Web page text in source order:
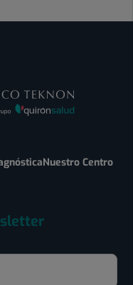
Nuestro Centro